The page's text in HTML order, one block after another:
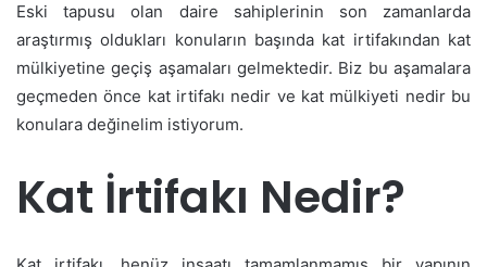
Eski tapusu olan daire sahiplerinin son zamanlarda
araştırmış oldukları konuların başında kat irtifakından kat
mülkiyetine geçiş aşamaları gelmektedir. Biz bu aşamalara
geçmeden önce kat irtifakı nedir ve kat mülkiyeti nedir bu
konulara değinelim istiyorum.
Kat İrtifakı Nedir?